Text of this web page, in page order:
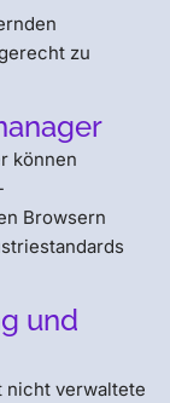
zu
können
Browsern
und
nicht verwaltete